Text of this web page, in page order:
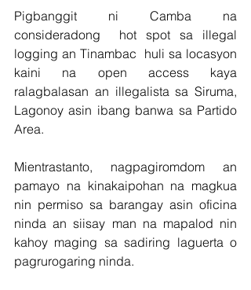
Pigbanggit ni Camba na
consideradong  hot spot sa illegal
logging an Tinambac  huli sa locasyon
kaini na open access kaya
ralagbalasan an illegalista sa Siruma,
Lagonoy asin ibang banwa sa Partido
Area.
Mientrastanto, nagpagiromdom an
pamayo na kinakaipohan na magkua
nin permiso sa barangay asin oficina
ninda an siisay man na mapalod nin
kahoy maging sa sadiring laguerta o
pagrurogaring ninda.